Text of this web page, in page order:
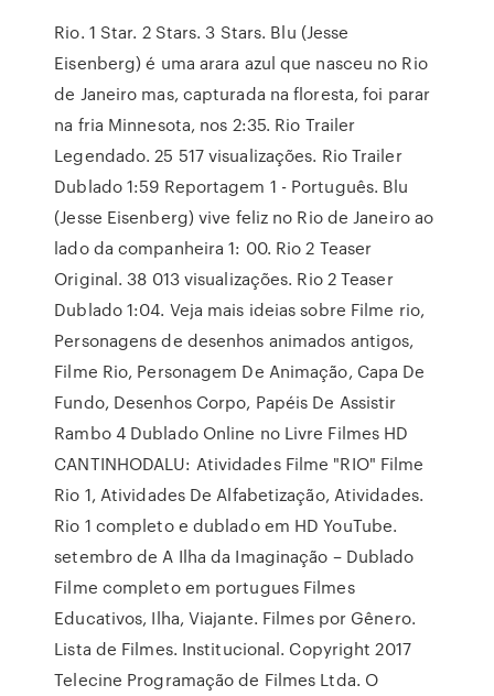
Rio. 1 Star. 2 Stars. 3 Stars. Blu (Jesse
Eisenberg) é uma arara azul que nasceu no Rio
de Janeiro mas, capturada na floresta, foi parar
na fria Minnesota, nos 2:35. Rio Trailer
Legendado. 25 517 visualizações. Rio Trailer
Dublado 1:59 Reportagem 1 - Português. Blu
(Jesse Eisenberg) vive feliz no Rio de Janeiro ao
lado da companheira 1: 00. Rio 2 Teaser
Original. 38 013 visualizações. Rio 2 Teaser
Dublado 1:04. Veja mais ideias sobre Filme rio,
Personagens de desenhos animados antigos,
Filme Rio, Personagem De Animação, Capa De
Fundo, Desenhos Corpo, Papéis De Assistir
Rambo 4 Dublado Online no Livre Filmes HD
CANTINHODALU: Atividades Filme "RIO" Filme
Rio 1, Atividades De Alfabetização, Atividades.
Rio 1 completo e dublado em HD YouTube.
setembro de A Ilha da Imaginação – Dublado
Filme completo em portugues Filmes
Educativos, Ilha, Viajante. Filmes por Gênero.
Lista de Filmes. Institucional. Copyright 2017
Telecine Programação de Filmes Ltda. O